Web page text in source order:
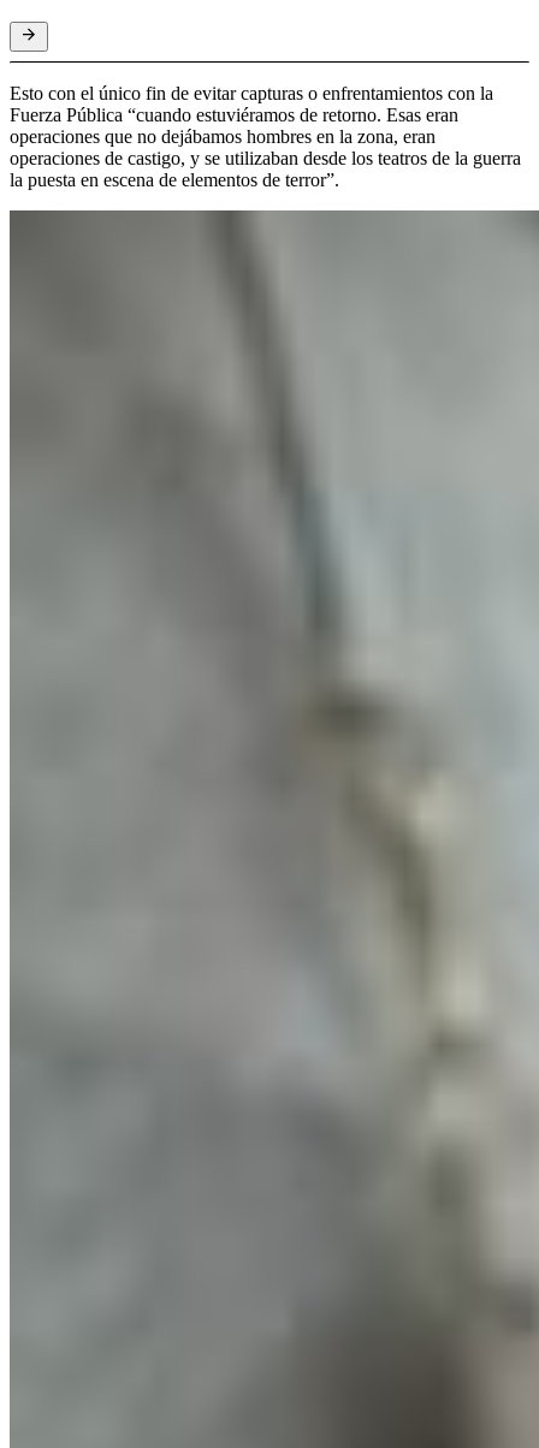
Esto con el único fin de evitar capturas o enfrentamientos con la
Fuerza Pública “cuando estuviéramos de retorno. Esas eran
operaciones que no dejábamos hombres en la zona, eran
operaciones de castigo, y se utilizaban desde los teatros de la guerra
la puesta en escena de elementos de terror”.